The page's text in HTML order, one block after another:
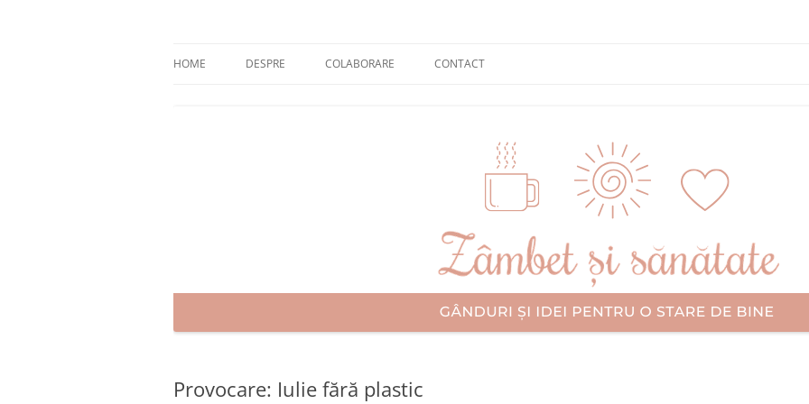
HOME DESPRE COLABORARE CONTACT
Provocare: Iulie fără plastic